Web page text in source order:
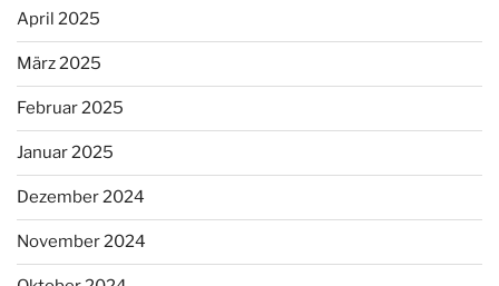
April 2025
März 2025
Februar 2025
Januar 2025
Dezember 2024
November 2024